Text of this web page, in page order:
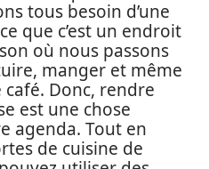
tous besoin d’une
que c’est un endroit
où nous passons
manger et même
Donc, rendre
est une chose
agenda. Tout en
de cuisine de